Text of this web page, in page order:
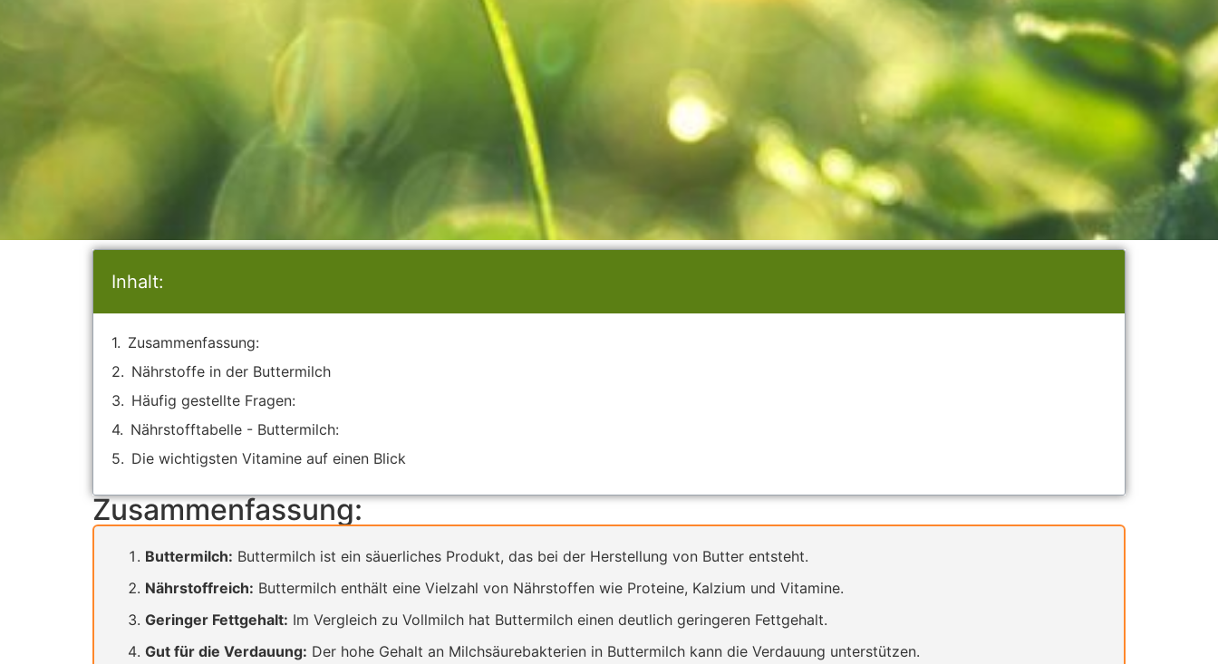
Inhalt:
Zusammenfassung:
Nährstoffe in der Buttermilch
Häufig gestellte Fragen:
Nährstofftabelle - Buttermilch:
Die wichtigsten Vitamine auf einen Blick
Zusammenfassung:
Buttermilch: Buttermilch ist ein säuerliches Produkt, das bei der Herstellung von Butter entsteht.
Nährstoffreich: Buttermilch enthält eine Vielzahl von Nährstoffen wie Proteine, Kalzium und Vitamine.
Geringer Fettgehalt: Im Vergleich zu Vollmilch hat Buttermilch einen deutlich geringeren Fettgehalt.
Gut für die Verdauung: Der hohe Gehalt an Milchsäurebakterien in Buttermilch kann die Verdauung unterstützen.